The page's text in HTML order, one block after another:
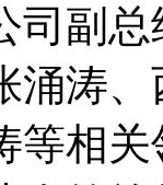
司副
涌涛
等相